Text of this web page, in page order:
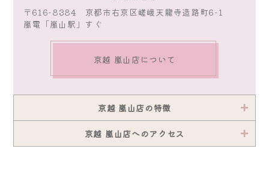
〒616-8384 京都市右京区嵯峨天龍寺造路町6-1
嵐電「嵐山駅」すぐ
京越 嵐山店について
京越 嵐山店の特徴
京越 嵐山店へのアクセス